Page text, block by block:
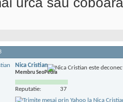
Nica Cristian
Membru SeoPedia
Reputatie: 37